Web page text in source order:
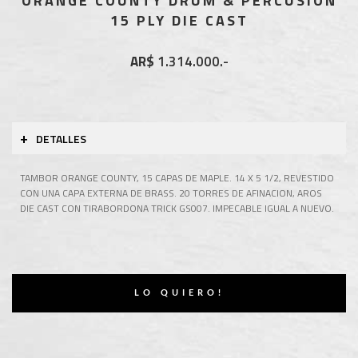
15 PLY DIE CAST
AR$ 1.314.000.-
+ DETALLES
TAMBOR ORANGE COUNTY, 15 CAPAS DE MAPLE. 14 X 5 1/2, REVESTIDO
CON UNA CAPA EXTERNA DE BRASS. 20 TORRES DE AFINACION, AROS
DIE CAST CON TIRABORDONA TRICK GS007. IMPECABLE IGUAL A NUEVO.